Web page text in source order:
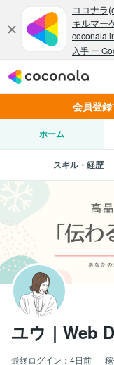
会員登
ホーム
スキル・経歴
ユウ｜Web
最終ログイン： 4日前